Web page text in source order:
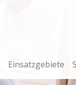
Einsatzgebiete